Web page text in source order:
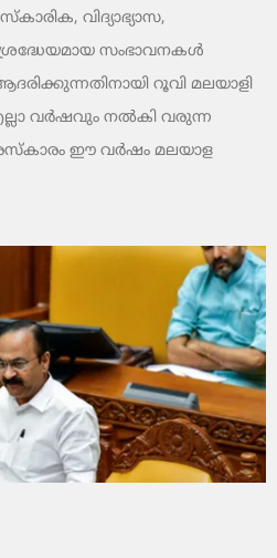
വിദ്യാഭ്യാസ,
സംഭാവനകൾ
റൂവി മലയാളി
വർഷവും നൽകി വരുന്ന
ഈ വർഷം മലയാള